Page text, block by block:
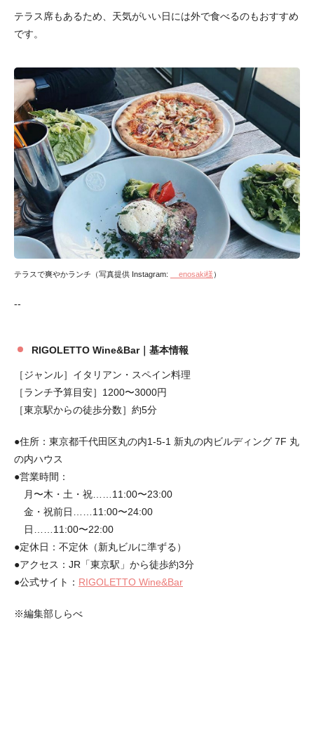
テラス席もあるため、天気がいい日には外で食べるのもおすすめ
です。
テラスで爽やかランチ（写真提供 Instagram: __enosaki様 ）
--
RIGOLETTO Wine&Bar｜基本情報
［ジャンル］イタリアン・スペイン料理
［ランチ予算目安］1200〜3000円
［東京駅からの徒歩分数］約5分
●住所：東京都千代田区丸の内1-5-1 新丸の内ビルディング 7F 丸
の内ハウス
●営業時間：
月〜木・土・祝……11:00〜23:00
金・祝前日……11:00〜24:00
日……11:00〜22:00
●定休日：不定休（新丸ビルに準ずる）
●アクセス：JR「東京駅」から徒歩約3分
●公式サイト： RIGOLETTO Wine&Bar
※編集部しらべ